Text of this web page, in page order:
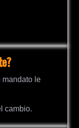
mandato le
cambio.